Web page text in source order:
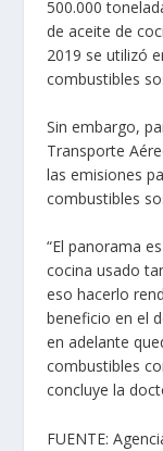
500.000
de aceite de
2019 se utilizó
combustibles
Sin embargo,
Transporte
las emisiones
combustibles
“El panorama
cocina usado
eso hacerlo
beneficio en el
en adelante
combustibles
concluye la
FUENTE: